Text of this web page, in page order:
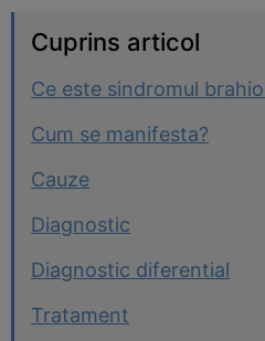
Cuprins articol
Ce este sindromul
Cum se manifesta?
Cauze
Diagnostic
Diagnostic diferential
Tratament